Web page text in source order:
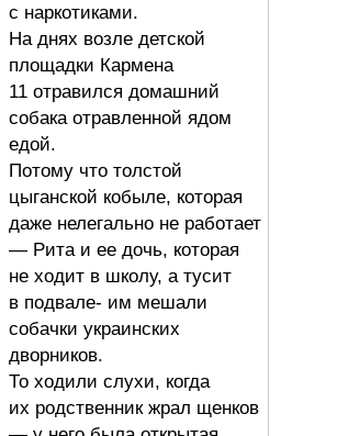
с наркотиками.
На днях возле детской
площадки Кармена
11 отравился домашний
собака отравленной ядом
едой.
Потому что толстой
цыганской кобыле, которая
даже нелегально не работает
— Рита и ее дочь, которая
не ходит в школу, а тусит
в подвале- им мешали
собачки украинских
дворников.
То ходили слухи, когда
их родственник жрал щенков